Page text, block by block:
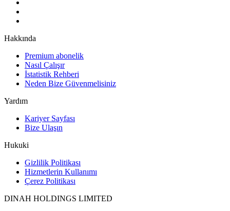
Hakkında
Premium abonelik
Nasıl Çalışır
İstatistik Rehberi
Neden Bize Güvenmelisiniz
Yardım
Kariyer Sayfası
Bize Ulaşın
Hukuki
Gizlilik Politikası
Hizmetlerin Kullanımı
Çerez Politikası
DINAH HOLDINGS LIMITED